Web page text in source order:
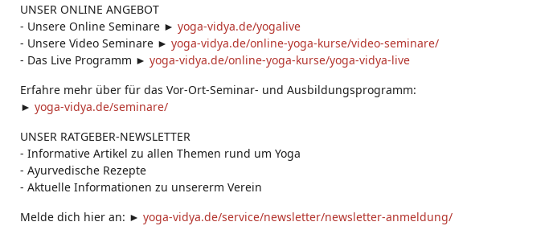
UNSER ONLINE ANGEBOT
- Unsere Online Seminare ► yoga-vidya.de/yogalive
- Unsere Video Seminare ► yoga-vidya.de/online-yoga-kurse/video-seminare/
- Das Live Programm ► yoga-vidya.de/online-yoga-kurse/yoga-vidya-live
Erfahre mehr über für das Vor-Ort-Seminar- und Ausbildungsprogramm:
► yoga-vidya.de/seminare/
UNSER RATGEBER-NEWSLETTER
- Informative Artikel zu allen Themen rund um Yoga
- Ayurvedische Rezepte
- Aktuelle Informationen zu unsererm Verein
Melde dich hier an: ► yoga-vidya.de/service/newsletter/newsletter-anmeldung/